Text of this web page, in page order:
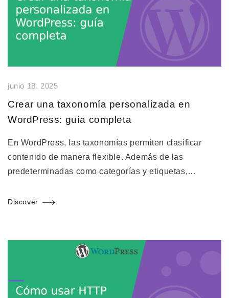
junio 18, 2025
Crear una taxonomía personalizada en
WordPress: guía completa
En WordPress, las taxonomías permiten clasificar
contenido de manera flexible. Además de las
predeterminadas como categorías y etiquetas,…
Discover